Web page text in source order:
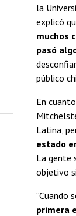
la
explicó
muchos
pasó
público
En
Latina,
estado
La gente
objetivo
“Cuando
primera